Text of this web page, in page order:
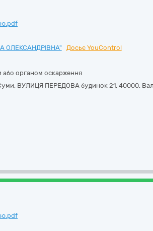
ОЛЕКСАНДРІВНА"
Досьє YouControl
органом оскарження
ВУЛИЦЯ ПЕРЕДОВА будинок 21, 40000,